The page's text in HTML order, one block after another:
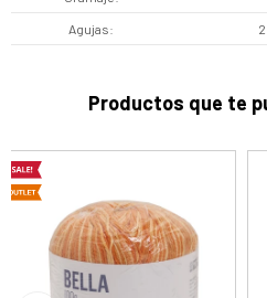
Agujas
Productos que te